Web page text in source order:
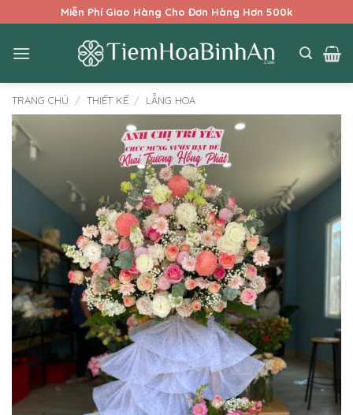
qua
nội
Miễn Phí Giao Hàng Cho Đơn Hàng Hơn 500k
TRANG CHỦ / THIẾT KẾ / LẴNG HOA